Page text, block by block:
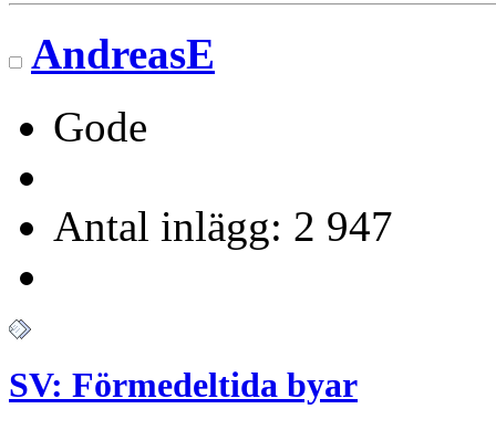
AndreasE
Gode
Antal inlägg: 2 947
SV: Förmedeltida byar